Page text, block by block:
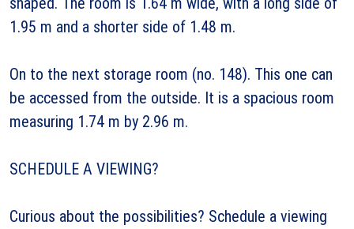
1.95 m and a shorter side of 1.48 m.
On to the next storage room (no. 148). This one can
be accessed from the outside. It is a spacious room
measuring 1.74 m by 2.96 m.
SCHEDULE A VIEWING?
Curious about the possibilities? Schedule a viewing